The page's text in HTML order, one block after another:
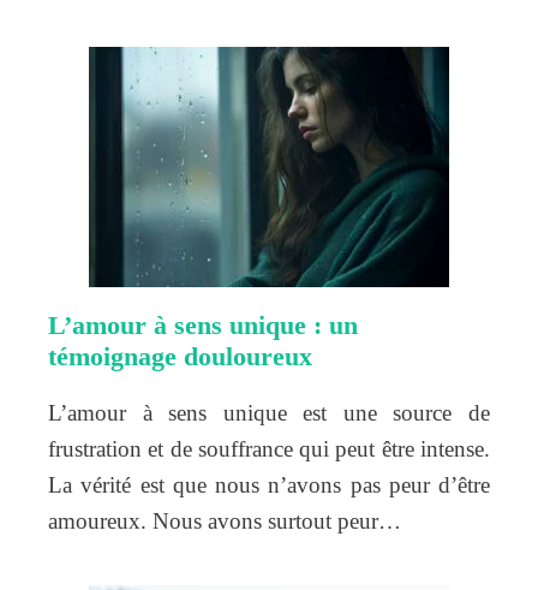
L’amour à sens unique : un
témoignage douloureux
L’amour à sens unique est une source de
frustration et de souffrance qui peut être intense.
La vérité est que nous n’avons pas peur d’être
amoureux. Nous avons surtout peur…